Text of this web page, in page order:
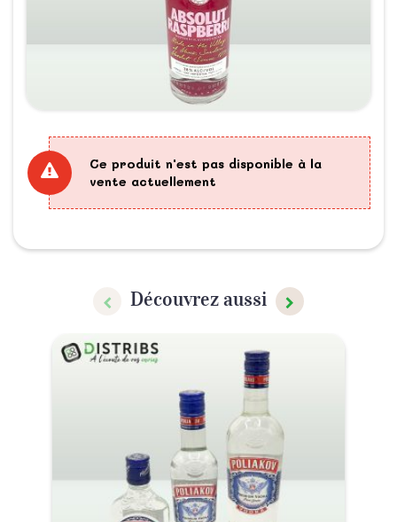
Ce produit n'est pas disponible à la
vente actuellement
Découvrez aussi